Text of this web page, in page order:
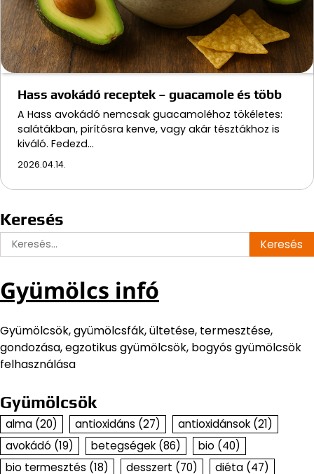
Hass avokádó receptek – guacamole és több
A Hass avokádó nemcsak guacamoléhoz tökéletes:
salátákban, pirítósra kenve, vagy akár tésztákhoz is
kiváló. Fedezd…
2026.04.14.
Keresés
Keresés:
Gyümölcs infó
Gyümölcsök, gyümölcsfák, ültetése, termesztése,
gondozása, egzotikus gyümölcsök, bogyós gyümölcsök
felhasználása
Gyümölcsök
alma (20) antioxidáns (27) antioxidánsok (21)
avokádó (19) betegségek (86) bio (40)
bio termesztés (18) desszert (70) diéta (47)